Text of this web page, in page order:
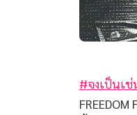
#จงเป็นเช่